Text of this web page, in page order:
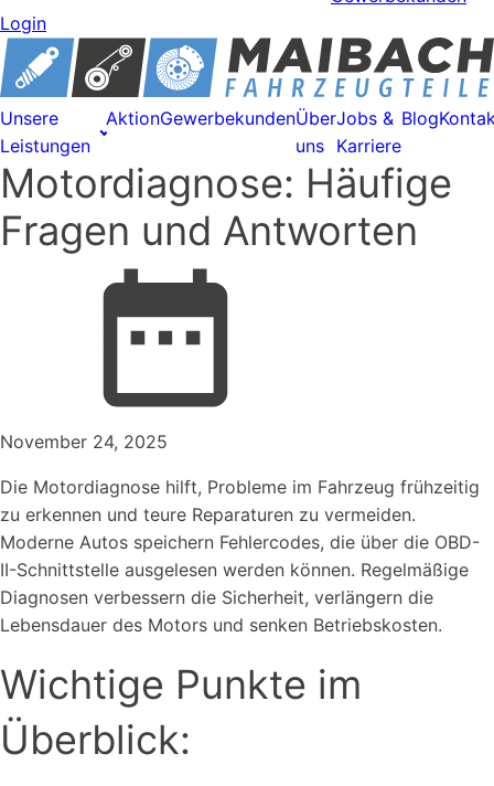
Login
Unsere
Leistungen
AktionGewerbekundenÜber
uns
Jobs &
Karriere
Blog
Motordiagnose: Häufige
Fragen und Antworten
November 24, 2025
Die Motordiagnose hilft, Probleme im Fahrzeug frühzeitig
zu erkennen und teure Reparaturen zu vermeiden.
Moderne Autos speichern Fehlercodes, die über die OBD-
II-Schnittstelle ausgelesen werden können. Regelmäßige
Diagnosen verbessern die Sicherheit, verlängern die
Lebensdauer des Motors und senken Betriebskosten.
Wichtige Punkte im
Überblick: